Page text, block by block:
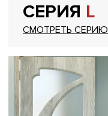
СЕРИЯ L
СМОТРЕТЬ СЕРИЮ